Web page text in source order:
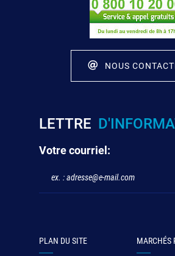
NOUS
LETTRE
Votre courriel:
PLAN DU SITE MARCHÉS